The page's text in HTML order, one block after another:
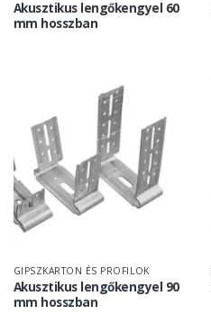
Akusztikus lengőkengyel 60
mm hosszban
GIPSZKARTON ÉS PROFILOK
Akusztikus lengőkengyel 90
mm hosszban